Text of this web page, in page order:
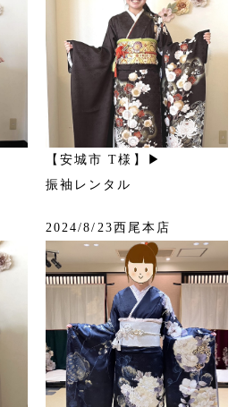
【安城市 T様】▶
振袖レンタル
2024/8/23西尾本店